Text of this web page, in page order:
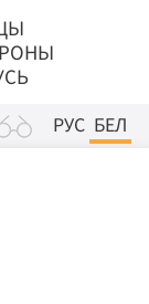
РУС БЕЛ